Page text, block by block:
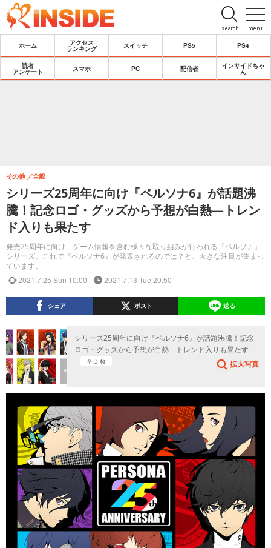
menu
search
ホーム
アクセス
ランキング
スイッチ PS5 PS4
読者
アンケート
スマホ PC 配信者
インサイドちゃ
ん
シリーズ25周年に向け『ペルソナ6』が話題沸
騰！記念ロゴ・グッズから予想が白熱―トレン
ド入りも果たす
発売25周年に向け、ゲーム情報を含む様々な取り組みが行われる『ペルソナ』
シリーズ。これで『ペルソナ6』が発表されるのでは？と、大きな注目が集まっ
ています。
その他 全般
2021.7.25 Sun 10:00 2021.7.13 Tue 20:50
シェア ポスト 送る
シリーズ25周年に向け『ペルソナ6』が話題沸騰！記念
ロゴ・グッズから予想が白熱―トレンド入りも果たす
全 3 枚 拡大写真